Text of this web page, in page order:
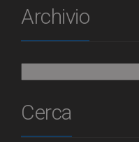
Archivio
Cerca